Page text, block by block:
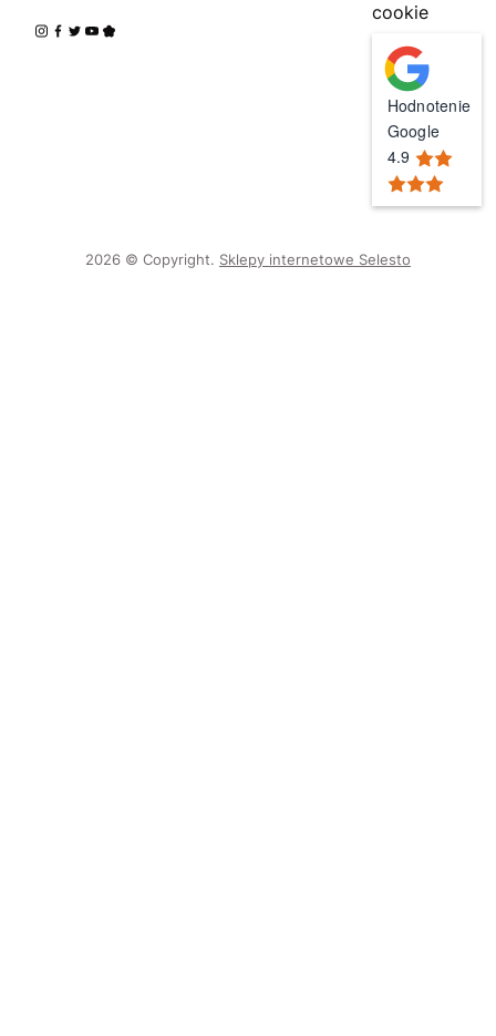
cookie
Hodnotenie
Google
4.9
2026 © Copyright. Sklepy internetowe Selesto